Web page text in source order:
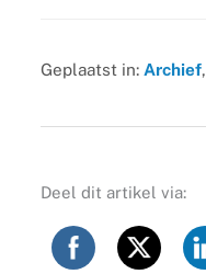
Geplaatst in: Archief,
Deel dit artikel via: